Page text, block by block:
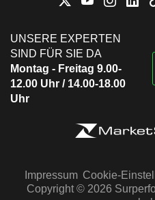
UNSERE EXPERTEN
SIND FÜR SIE DA
Montag - Freitag 9.00-
12.00 Uhr / 14.00-18.00
Uhr
Impressum Cookie-
Copyright © 2026